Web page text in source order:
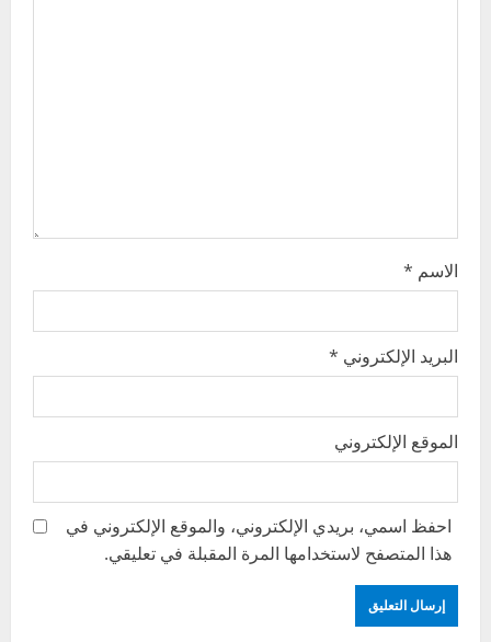
n
الاسم *
البريد الإلكتروني *
الموقع الإلكتروني
احفظ اسمي، بريدي الإلكتروني، والموقع الإلكتروني في
هذا المتصفح لاستخدامها المرة المقبلة في تعليقي.